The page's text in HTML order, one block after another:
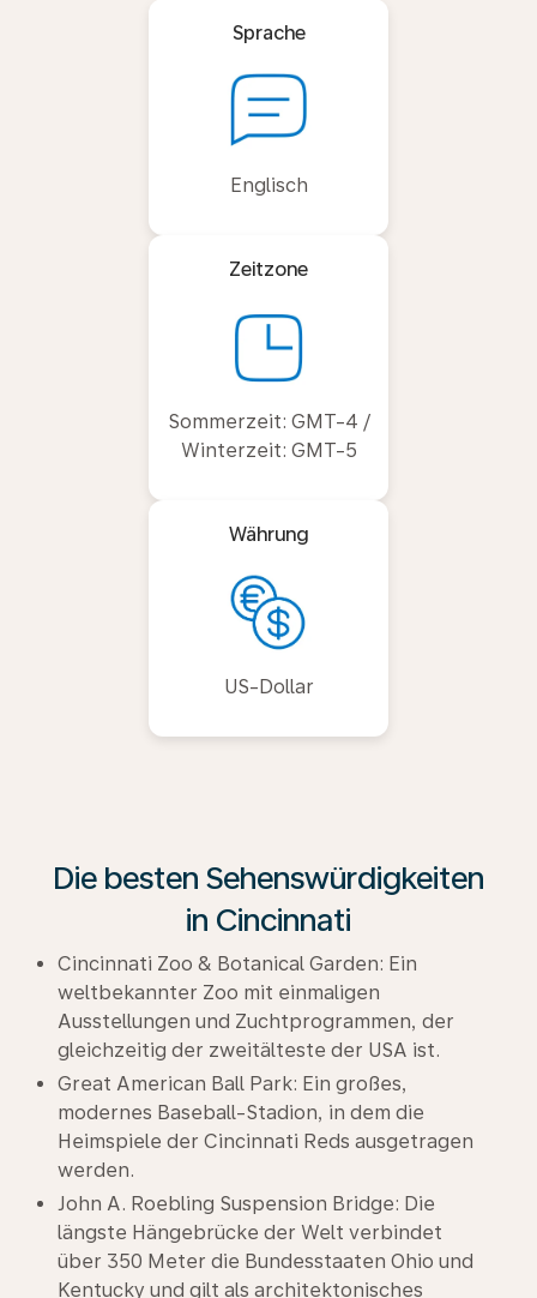
Sprache
Englisch
Zeitzone
Sommerzeit: GMT-4 /
Winterzeit: GMT-5
Währung
US-Dollar
Die besten Sehenswürdigkeiten
in Cincinnati
Cincinnati Zoo & Botanical Garden: Ein
weltbekannter Zoo mit einmaligen
Ausstellungen und Zuchtprogrammen, der
gleichzeitig der zweitälteste der USA ist.
Great American Ball Park: Ein großes,
modernes Baseball-Stadion, in dem die
Heimspiele der Cincinnati Reds ausgetragen
werden.
John A. Roebling Suspension Bridge: Die
längste Hängebrücke der Welt verbindet
über 350 Meter die Bundesstaaten Ohio und
Kentucky und gilt als architektonisches